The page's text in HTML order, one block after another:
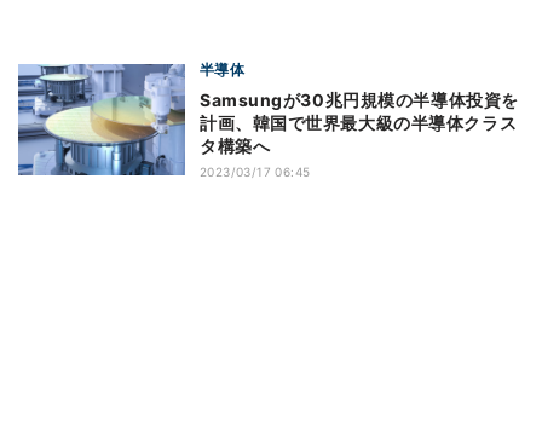
半導体
Samsungが30兆円規模の半導体投資を
計画、韓国で世界最大級の半導体クラス
タ構築へ
2023/03/17 06:45